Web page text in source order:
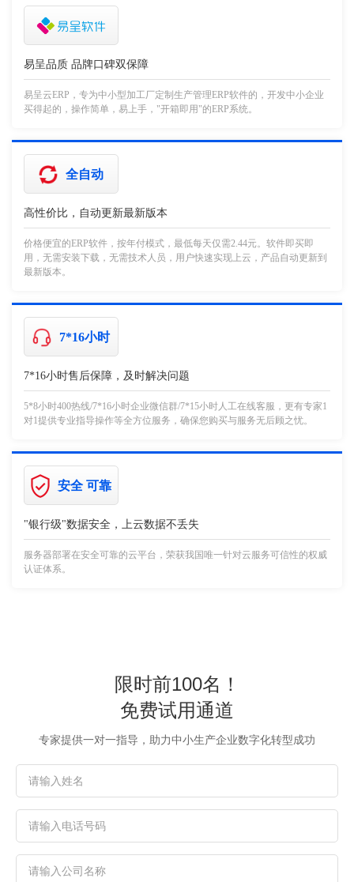
易呈品质 品牌口碑双保障
易呈云ERP，专为中小型加工厂定制生产管理ERP软件的，开发中小企业
买得起的，操作简单，易上手，"开箱即用"的ERP系统。
全自动
高性价比，自动更新最新版本
价格便宜的ERP软件，按年付模式，最低每天仅需2.44元。软件即买即
用，无需安装下载，无需技术人员，用户快速实现上云，产品自动更新到
最新版本。
7*16小时
7*16小时售后保障，及时解决问题
5*8小时400热线/7*16小时企业微信群/7*15小时人工在线客服，更有专家1
对1提供专业指导操作等全方位服务，确保您购买与服务无后顾之忧。
安全 可靠
"银行级"数据安全，上云数据不丢失
服务器部署在安全可靠的云平台，荣获我国唯一针对云服务可信性的权威
认证体系。
限时前100名！
免费试用通道
专家提供一对一指导，助力中小生产企业数字化转型成功